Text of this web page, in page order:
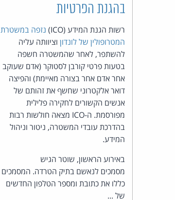
בהגנת הפרטיות
רשות הגנת המידע (ICO)
נזפה במשטרת
המטרופולין של לונדון וציוותה עליה
להשתפר, לאחר שהמשטרה חשפה
בטעות פרטי קורבן לסטוקר (אדם שעוקב
אחר אדם אחר בצורה מאיימת) והפיצה
דואר אלקטרוני שחשף את זהותם של
אנשים הקשורים לחקירה פלילית
מפורסמת. ה-ICO מצאה חולשות רבות
בהדרכת עובדי המשטרה, ניטור וניהול
המידע.
באירוע הראשון, שוטר הגיש
מסמכים לנאשם בתיק הטרדה. המסמכים
כללו את כתובת ומספר הטלפון החדשים
של ...